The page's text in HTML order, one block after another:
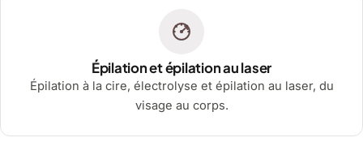
Épilation et épilation au laser
Épilation à la cire, électrolyse et épilation au laser, du
visage au corps.